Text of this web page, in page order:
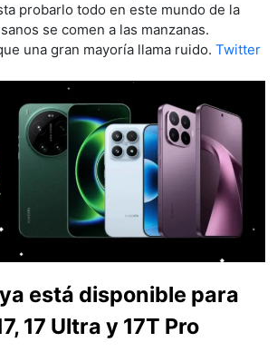
probarlo todo en este mundo de la
se comen a las manzanas.
una gran mayoría llama ruido. Twitter
está disponible para
17 Ultra y 17T Pro